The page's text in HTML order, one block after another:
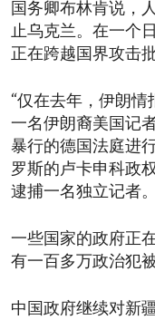
国务卿布林肯说，
止乌克兰。在一个
正在跨越国界攻击
“仅在去年，伊朗
一名伊朗裔美国记
暴行的德国法庭进
罗斯的卢卡申科政
逮捕一名独立记者
一些国家的政府正
有一百多万政治犯
中国政府继续对新